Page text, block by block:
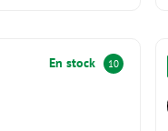
En stock 10